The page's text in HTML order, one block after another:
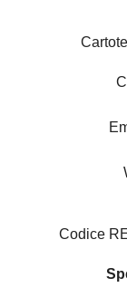
Codice